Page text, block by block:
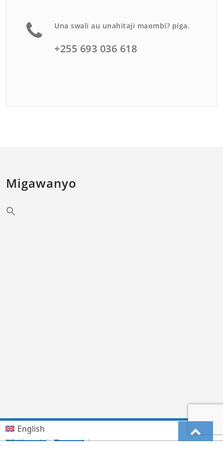
Una swali au unahitaji maombi? piga.
+255 693 036 618
Migawanyo
English
Kiswahili (Tanzania)